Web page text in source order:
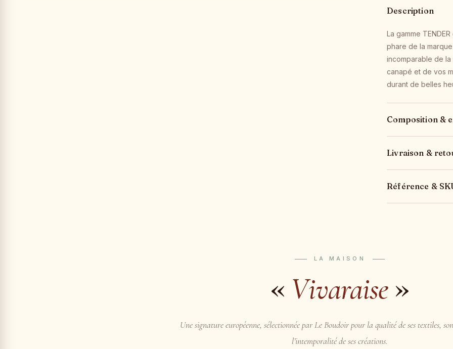
Description
La gamme
phare de la
incomparable de
canapé et de vos
durant de belles
Composition &
Livraison &
Référence &
LA MAISON
« Vivaraise »
Une signature européenne, sélectionnée par Le Boudoir pour la qualité de ses textiles,
l’intemporalité de ses créations.